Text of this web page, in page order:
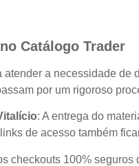
Catálogo Trader
atender a necessidade
por um rigoroso
: A entrega do
de acesso também
checkouts 100%